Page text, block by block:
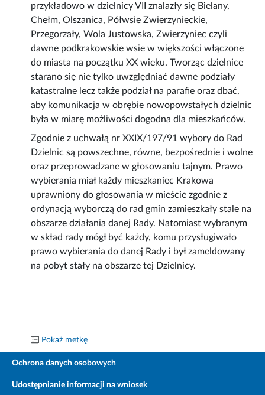
przykładowo w dzielnicy VII znalazły się Bielany,
Chełm, Olszanica, Półwsie Zwierzynieckie,
Przegorzały, Wola Justowska, Zwierzyniec czyli
dawne podkrakowskie wsie w większości włączone
do miasta na początku XX wieku. Tworząc dzielnice
starano się nie tylko uwzględniać dawne podziały
katastralne lecz także podział na parafie oraz dbać,
aby komunikacja w obrębie nowopowstałych dzielnic
była w miarę możliwości dogodna dla mieszkańców.
Zgodnie z uchwałą nr XXIX/197/91 wybory do Rad
Dzielnic są powszechne, równe, bezpośrednie i wolne
oraz przeprowadzane w głosowaniu tajnym. Prawo
wybierania miał każdy mieszkaniec Krakowa
uprawniony do głosowania w mieście zgodnie z
ordynacją wyborczą do rad gmin zamieszkały stale na
obszarze działania danej Rady. Natomiast wybranym
w skład rady mógł być każdy, komu przysługiwało
prawo wybierania do danej Rady i był zameldowany
na pobyt stały na obszarze tej Dzielnicy.
Pokaż metkę
Ochrona danych osobowych
Udostępnianie informacji na wniosek